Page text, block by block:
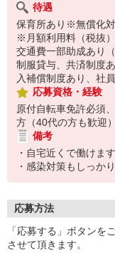
待遇
保育所あり※無償化対
※月額利用料（税抜
交通費一部助成あり
制服貸与、共済制度
入補償制度あり、社
応募資格・経験
原付自転車免許必須
方（40代の方も歓迎
備考
・自宅近くで働けます
・感染対策もしっか
応募方法
「応募する」ボタンを
させて頂きます。